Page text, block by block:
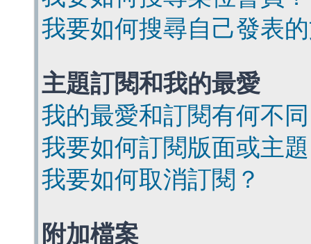
我要如何搜尋自己發表
主題訂閱和我的最愛
我的最愛和訂閱有何不
我要如何訂閱版面或主
我要如何取消訂閱？
附加檔案